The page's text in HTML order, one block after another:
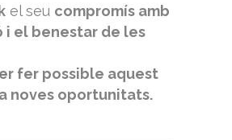
el seu compromís amb
i el benestar de les
fer possible aquest
noves oportunitats.